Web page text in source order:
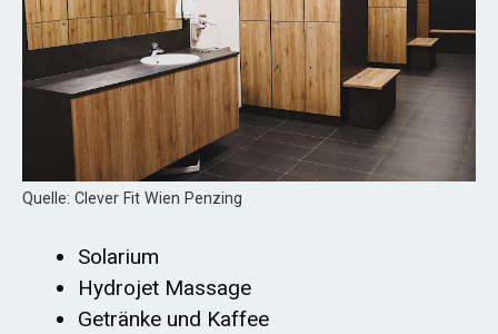
Quelle: Clever Fit Wien Penzing
Solarium
Hydrojet Massage
Getränke und Kaffee